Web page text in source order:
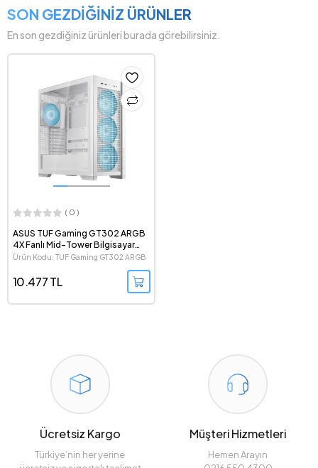
SON GEZDİĞİNİZ ÜRÜNLER
En son gezdiğiniz ürünleri burada görebilirsiniz.
( 0 )
ASUS TUF Gaming GT302 ARGB
4X Fanlı Mid-Tower Bilgisayar
Kasası
Ürün Kodu: TUF Gaming GT302 ARGB
10.477 TL
Ücretsiz Kargo
Türkiye’nin her yerine
Müşteri Hizmetleri
Hemen Arayın